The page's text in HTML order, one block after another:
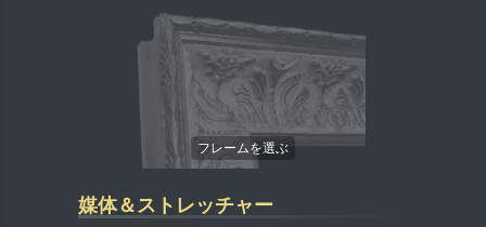
媒体＆ストレッチャー